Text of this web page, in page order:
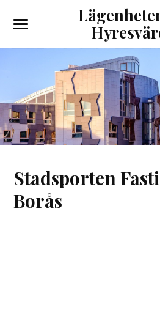
Stadsporten
Borås